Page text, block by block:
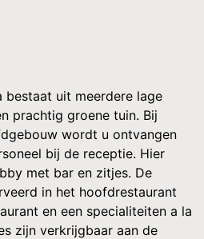
bestaat uit meerdere lage
prachtig groene tuin. Bij
wordt u ontvangen
bij de receptie. Hier
met bar en zitjes. De
in het hoofdrestaurant
en een specialiteiten a la
zijn verkrijgbaar aan de